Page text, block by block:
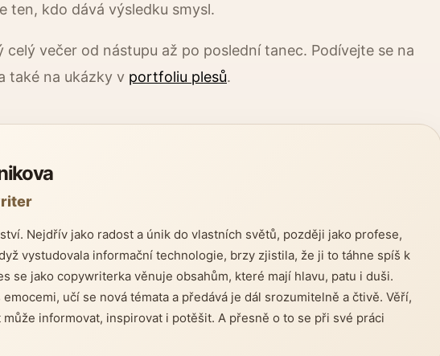
ten, kdo dává výsledku smysl.
večer od nástupu až po poslední tanec. Podívejte se na
také na ukázky v portfoliu plesů.
Nejdřív jako radost a únik do vlastních světů, později jako profese,
vystudovala informační technologie, brzy zjistila, že ji to táhne spíš k
se jako copywriterka věnuje obsahům, které mají hlavu, patu i duši.
učí se nová témata a předává je dál srozumitelně a čtivě. Věří,
informovat, inspirovat i potěšit. A přesně o to se při své práci